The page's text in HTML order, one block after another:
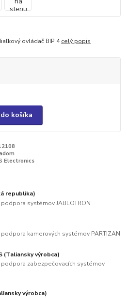
ovládač BIP 4celý popis
košíka
Electronics
republika)
systémov JABLOTRON
kamerových systémov PARTIZAN
(Taliansky výrobca)
zabezpečovacích systémov
výrobca)